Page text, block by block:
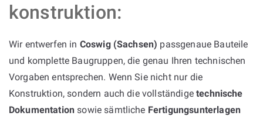
konstruktion:
Wir entwerfen in Coswig (Sachsen) passgenaue Bauteile
und komplette Baugruppen, die genau Ihren technischen
Vorgaben entsprechen. Wenn Sie nicht nur die
Konstruktion, sondern auch die vollständigetechnische
Dokumentation sowie sämtliche Fertigungsunterlagen